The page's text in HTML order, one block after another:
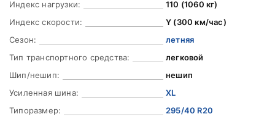
Индекс нагрузки:
110 (1060 кг)
Индекс скорости:
Y (300 км/час)
Сезон:
летняя
Тип транспортного средства:
легковой
Шип/нешип:
нешип
Усиленная шина:
XL
Типоразмер:
295/40 R20